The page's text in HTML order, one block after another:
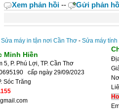
Xem phản hồi -- Gửi phản
Sửa máy in tận nơi Cần Thơ - Sửa máy
Minh Hiền
P. Phú Lợi, TP. Cần Thơ
cấp ngày 29/09/2023
Sóc Trăng